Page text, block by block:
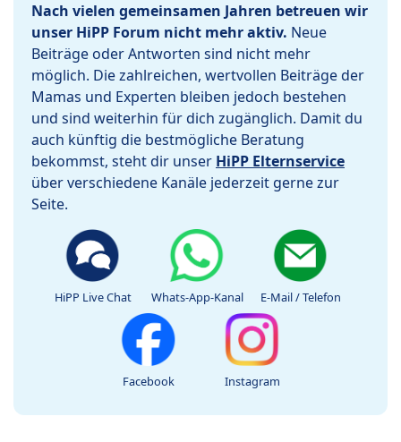
Nach vielen gemeinsamen Jahren betreuen wir
unser HiPP Forum nicht mehr aktiv. Neue
Beiträge oder Antworten sind nicht mehr
möglich. Die zahlreichen, wertvollen Beiträge der
Mamas und Experten bleiben jedoch bestehen
und sind weiterhin für dich zugänglich. Damit du
auch künftig die bestmögliche Beratung
bekommst, steht dir unser HiPP Elternservice
über verschiedene Kanäle jederzeit gerne zur
Seite.
HiPP Live Chat Whats-App-Kanal E-Mail / Telefon
Facebook Instagram